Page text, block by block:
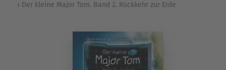
Der kleine Major Tom. Band 2. Rückkehr zur Erde